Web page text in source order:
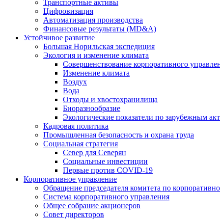
Транспортные активы
Цифровизация
Автоматизация производства
Финансовые результаты (MD&A)
Устойчивое развитие
Большая Норильская экспедиция
Экология и изменение климата
Совершенствование корпоративного
Изменение климата
Воздух
Вода
Отходы и хвостохранилища
Биоразнообразие
Экологические показатели по зарубежным
Кадровая политика
Промышленная безопасность и охрана труда
Социальная стратегия
Север для Северян
Социальные инвестиции
Первые против COVID‑19
Корпоративное управление
Обращение председателя комитета по
Система корпоративного управления
Общее собрание акционеров
Совет директоров